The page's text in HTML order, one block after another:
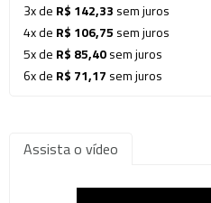
3x de R$ 142,33 sem juros
4x de R$ 106,75 sem juros
5x de R$ 85,40sem juros
6x de R$ 71,17 sem juros
Assista o vídeo